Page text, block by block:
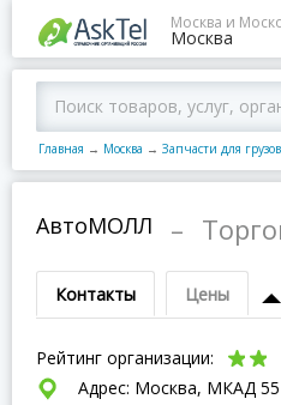
Москва и
Москва
Главная → Москва → Запчасти для
АвтоМОЛЛ –
Контакты Цены
Рейтинг организации:
Адрес: Москва, МКАД